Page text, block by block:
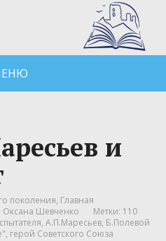
и
поколения, Главная
Оксана Шевченко Метки: 110
,А.П.Маресьев, Б.Полевой
, герой Советского Союза